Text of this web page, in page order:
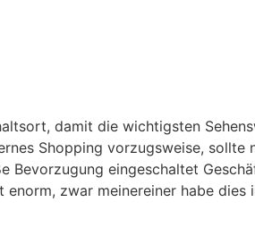
damit die wichtigsten
Shopping vorzugsweise,
eingeschaltet
zwar meinereiner habe